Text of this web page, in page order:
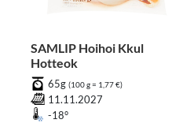
SAMLIP Hoihoi Kkul
Hotteok
65g (100 g = 1,77 €)
11.11.2027
-18°